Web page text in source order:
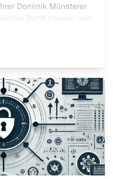
Dominik Münsterer
Zertifizierung und
Cybersecurity-